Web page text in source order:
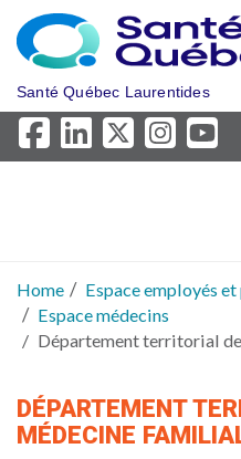
Skip to main content
Santé Québec Laurentides
Home
Espace employés
Espace médecins
Département territorial
DÉPARTEMENT
MÉDECINE